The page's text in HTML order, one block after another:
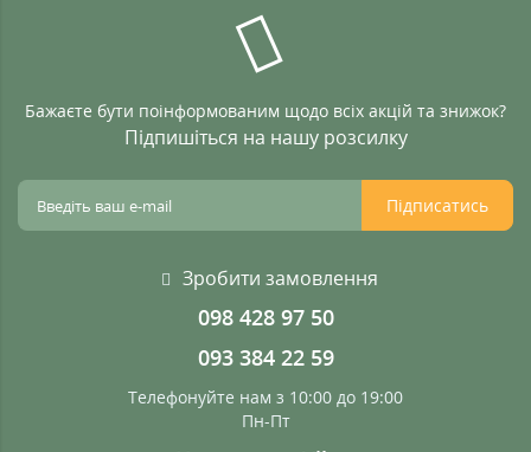
Бажаєте бути поінформованим щодо всіх акцій та знижок?
Підпишіться на нашу розсилку
Підписатись
Зробити замовлення
098 428 97 50
093 384 22 59
Телефонуйте нам з 10:00 до 19:00
Пн-Пт